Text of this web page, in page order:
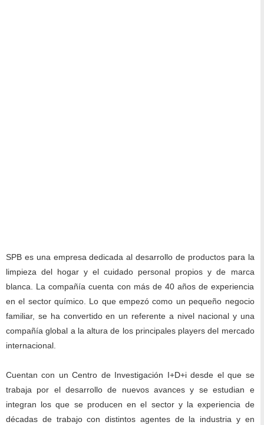
SPB es una empresa dedicada al desarrollo de productos para la
limpieza del hogar y el cuidado personal propios y de marca
blanca. La compañía cuenta con más de 40 años de experiencia
en el sector químico. Lo que empezó como un pequeño negocio
familiar, se ha convertido en un referente a nivel nacional y una
compañía global a la altura de los principales players del mercado
internacional.
Cuentan con un Centro de Investigación I+D+i desde el que se
trabaja por el desarrollo de nuevos avances y se estudian e
integran los que se producen en el sector y la experiencia de
décadas de trabajo con distintos agentes de la industria y en